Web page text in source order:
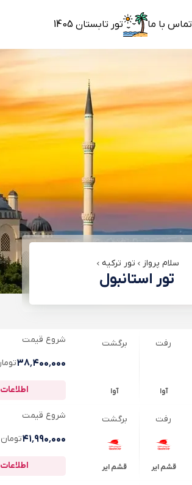
تماس با ما تور تابستان 1405
سلام پرواز تور ترکیه
تور استانبول
رفت
آوا
برگشت
آوا
شروع قیمت
۳۸٬۴۰۰٬۰۰۰
رفت
قشم ایر
برگشت
قشم ایر
شروع قیمت
۴۱٬۹۹۰٬۰۰۰تومان